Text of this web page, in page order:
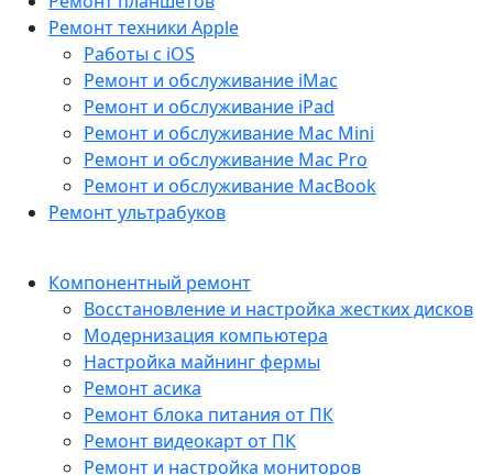
Ремонт техники Apple
Работы с iOS
Ремонт и обслуживание iMac
Ремонт и обслуживание iPad
Ремонт и обслуживание Mac Mini
Ремонт и обслуживание Mac Pro
Ремонт и обслуживание MacBook
Ремонт ультрабуков
Компонентный ремонт
Восстановление и настройка жестких дисков
Модернизация компьютера
Настройка майнинг фермы
Ремонт асика
Ремонт блока питания от ПК
Ремонт видеокарт от ПК
Ремонт и настройка мониторов